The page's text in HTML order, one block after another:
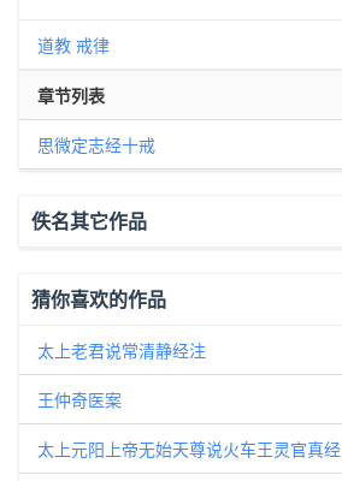
道教 戒律
章节列表
思微定志经十戒
佚名其它作品
猜你喜欢的作品
太上老君说常清静经注
王仲奇医案
太上元阳上帝无始天尊说火车王灵官真经